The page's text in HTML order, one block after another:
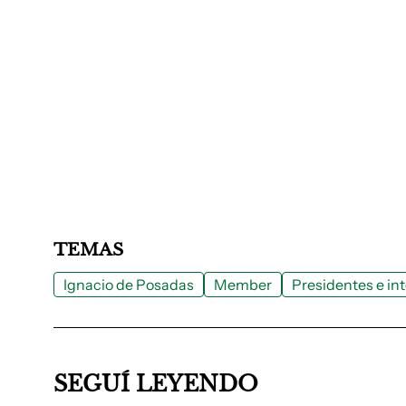
TEMAS
Ignacio de Posadas Member Presidentes e
SEGUÍ LEYENDO